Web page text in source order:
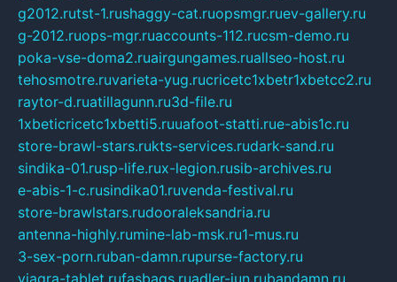
g2012.rutst-1.rushaggy-cat.ruopsmgr.ruev-gallery.ru
g-2012.ruops-mgr.ruaccounts-112.rucsm-demo.ru
poka-vse-doma2.ruairgungames.ruallseo-host.ru
tehosmotre.ruvarieta-yug.rucricetc1xbetr1xbetcc2.ru
raytor-d.ruatillagunn.ru3d-file.ru
1xbeticricetc1xbetti5.ruuafoot-statti.rue-abis1c.ru
store-brawl-stars.rukts-services.rudark-sand.ru
sindika-01.rusp-life.rux-legion.rusib-archives.ru
e-abis-1-c.rusindika01.ruvenda-festival.ru
store-brawlstars.rudooraleksandria.ru
antenna-highly.rumine-lab-msk.ru1-mus.ru
3-sex-porn.ruban-damn.rupurse-factory.ru
viagra-tablet.rufasbags.ruadler-jun.rubandamn.ru